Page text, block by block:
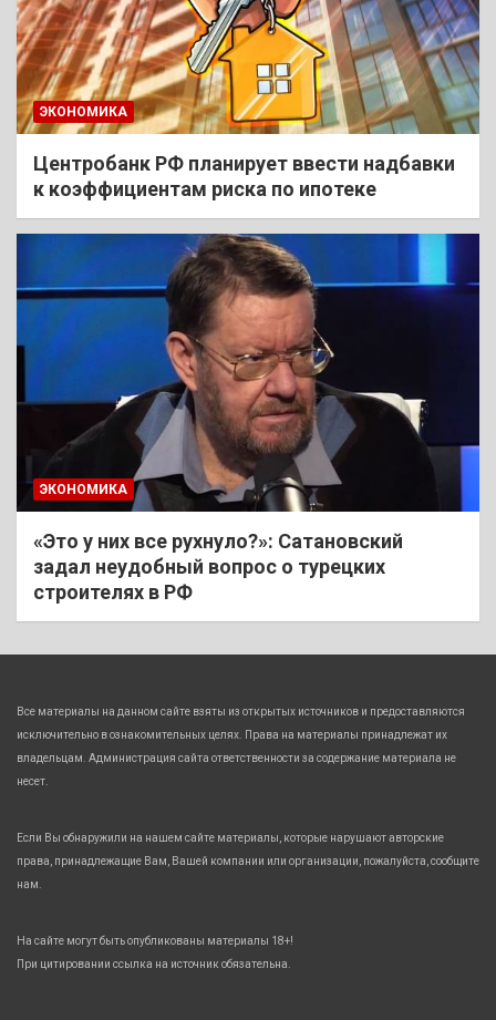
ЭКОНОМИКА
Центробанк РФ планирует ввести надбавки
к коэффициентам риска по ипотеке
ЭКОНОМИКА
«Это у них все рухнуло?»: Сатановский
задал неудобный вопрос о турецких
строителях в РФ
Все материалы на данном сайте взяты из открытых источников и предоставляются
исключительно в ознакомительных целях. Права на материалы принадлежат их
владельцам. Администрация сайта ответственности за содержание материала не
несет.
Если Вы обнаружили на нашем сайте материалы, которые нарушают авторские
права, принадлежащие Вам, Вашей компании или организации, пожалуйста, сообщите
нам.
На сайте могут быть опубликованы материалы 18+!
При цитировании ссылка на источник обязательна.